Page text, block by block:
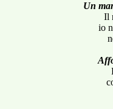
Un
Il
io